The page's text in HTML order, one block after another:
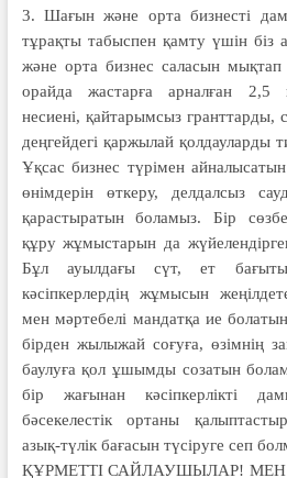
3. Шағын және орта бизнесті
тұрақты табыспен қамту үшін біз
және орта бизнес саласын мықтап
орайда жастарға арналған 2,5
несиені, қайтарымсыз гранттарды,
деңгейдегі қаржылай қолдауларды
Ұқсас бизнес түрімен
өнімдерін өткеру, делдалсыз
қарастыратын боламыз. Бір
құру жұмыстарын да
Бұл ауылдағы сүт, ет
кәсіпкерлердің жұмысын
мен мәртебелі мандатқа ие
бірден жылыжай соғуға, өзімнің
баулуға қол ұшымды созатын
бір жағынан кәсіпкерлікті
бәсекелестік ортаны
азық-түлік бағасын түсіруге сеп
ҚҰРМЕТТІ САЙЛАУШЫЛАР!